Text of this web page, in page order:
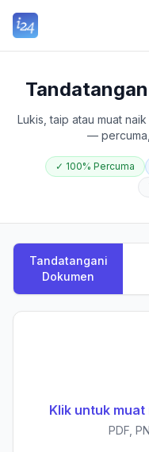
Lukis, taip atau muat
—
✓ 100% Percuma
Tandatangani
Dokumen
Klik untuk muat
PDF,